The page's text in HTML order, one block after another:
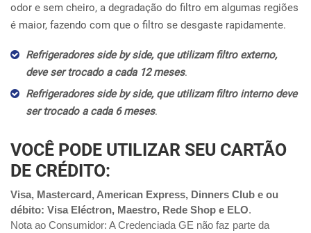
odor e sem cheiro, a degradação do filtro em algumas regiões
é maior, fazendo com que o filtro se desgaste rapidamente.
Refrigeradores side by side, que utilizam filtro externo,
deve ser trocado a cada 12 meses.
Refrigeradores side by side, que utilizam filtro interno deve
ser trocado a cada 6 meses.
VOCÊ PODE UTILIZAR SEU CARTÃO
DE CRÉDITO:
Visa, Mastercard, American Express, Dinners Club e ou
débito: Visa Eléctron, Maestro, Rede Shop e ELO.
Nota ao Consumidor: A Credenciada GE não faz parte da